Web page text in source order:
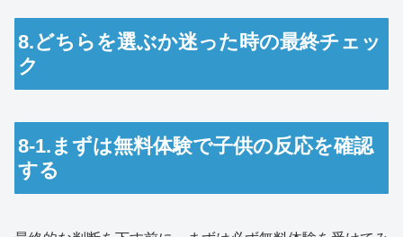
8.どちらを選ぶか迷った時の最終チェッ
ク
8-1.まずは無料体験で子供の反応を確認
する